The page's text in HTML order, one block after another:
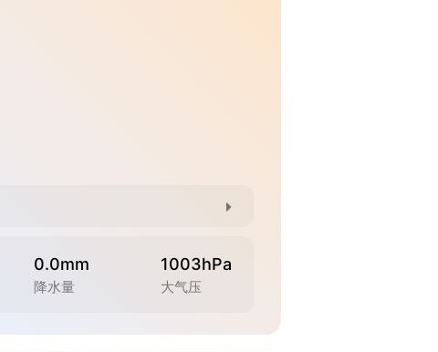
0.0mm
降水量
1003hPa
大气压